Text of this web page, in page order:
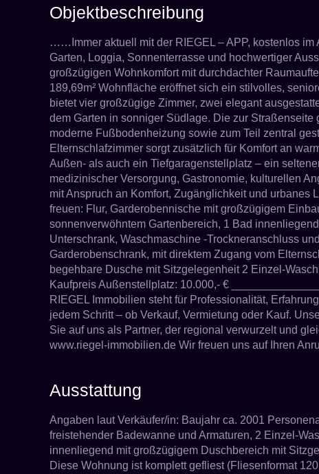
Objektbeschreibung
……Immer aktuell mit der RIEGEL – APP, kostenlos
Garten, Loggia, Sonnenterrasse und hochwertiger
großzügigen Wohnkomfort mit durchdachter
189,69m² Wohnfläche eröffnet sich ein stilvolles,
bietet vier großzügige Zimmer, zwei elegant
dem Garten in sonniger Südlage. Die zur
moderne Fußbodenheizung sowie zum Teil zentral
Elternschlafzimmer sorgt zusätzlich für Komfort an
Außen- als auch ein Tiefgaragenstellplatz – ein
medizinischer Versorgung, Gastronomie, kulturellen
mit Anspruch an Komfort, Zugänglichkeit und
freuen: Flur, Garderobennische mit großzügigem
sonnenverwöhntem Gartenbereich, 1 Bad
Unterschrank, Waschmaschine -Trockneranschluss
Garderobenschrank, mit direktem Zugang vom
begehbare Dusche mit Sitzgelegenheit 2 Einzel-
Kaufpreis Außenstellplatz: 10.000,- €
RIEGEL Immobilien steht für Professionalität,
jedem Schritt – ob Verkauf, Vermietung oder Kauf.
Sie auf uns als Partner, der regional verwurzelt und
www.riegel-immobilien.de Wir freuen uns auf Ihren
Ausstattung
Angaben laut Verkäufer/in: Baujahr ca. 2001
freistehender Badewanne und Armaturen, 2 Einzel-
innenliegend mit großzügigem Duschbereich mit
Diese Wohnung ist komplett gefliest (Fliesenformat